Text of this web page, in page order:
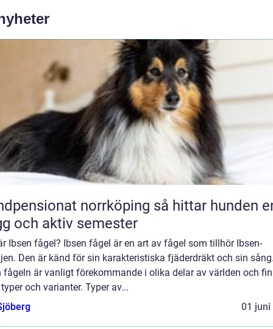
norrköping så hittar hunden en
och aktiv semester
Ibsen fågel? Ibsen fågel är en art av fågel som tillhör Ibsen-
Den är känd för sin karakteristiska fjäderdräkt och sin
fågeln är vanligt förekommande i olika delar av världen och
och varianter. Typer av...
01 juni